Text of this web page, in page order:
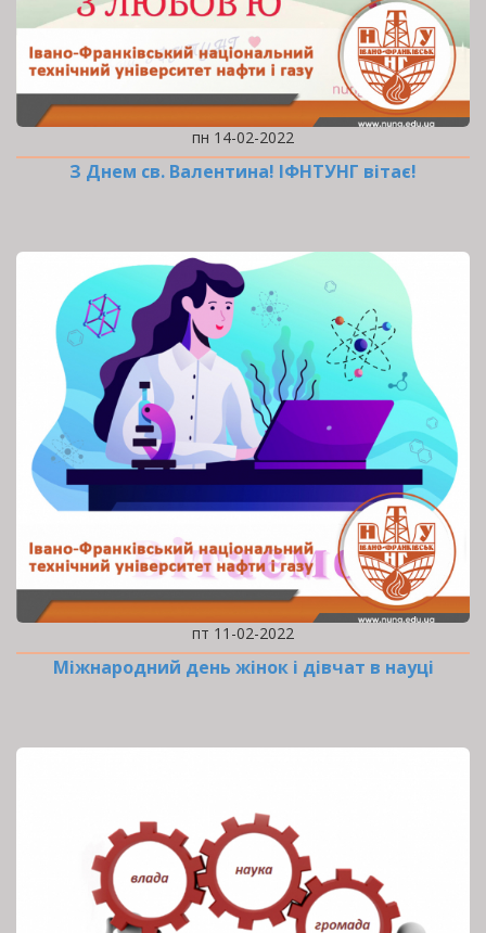
пн 14-02-2022
З Днем св. Валентина! ІФНТУНГ вітає!
пт 11-02-2022
Міжнародний день жінок і дівчат в науці